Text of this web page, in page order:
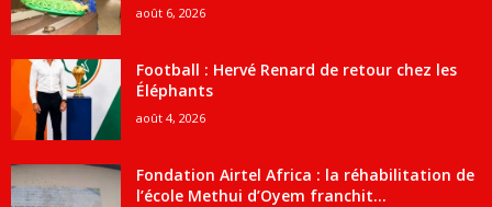
août 6, 2026
Football : Hervé Renard de retour chez les
Éléphants
août 4, 2026
Fondation Airtel Africa : la réhabilitation de
l’école Methui d’Oyem franchit...